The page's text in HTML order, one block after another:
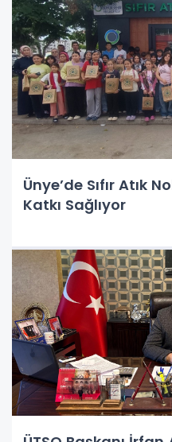
Ünye’de Sıfır Atık
Katkı Sağlıyor